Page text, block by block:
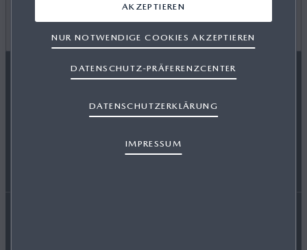
GEWERBEKUNDEN
VERFÜGBARE NEUWAGEN
KARRIERE / CAREERS
FREIE WERKSTÄTTEN
Wissenswertes
DATENSCHUTZERKLÄRUNG
IMPRESSUM
DATENSCHUTZ-PRÄFERENZCENTER
NUR NOTWENDIGE COOKIES AKZEPTIEREN
AKZEPTIEREN